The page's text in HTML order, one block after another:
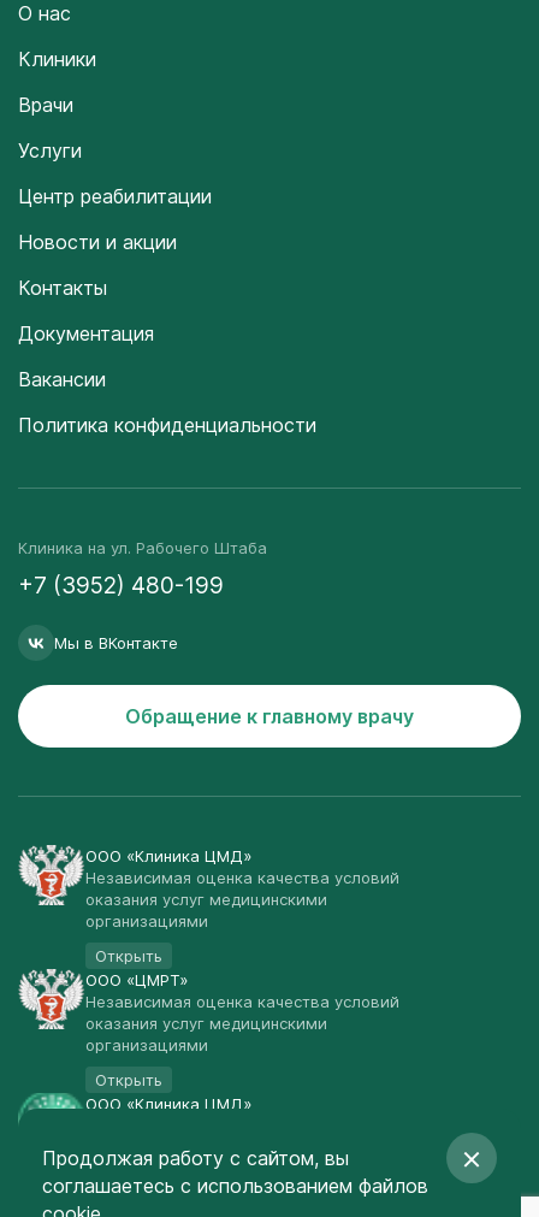
О нас
Клиники
Врачи
Услуги
Центр реабилитации
Новости и акции
Контакты
Документация
Вакансии
Политика конфиденциальности
Клиника на ул. Рабочего Штаба
+7 (3952) 480-199
Мы в ВКонтакте
Обращение к главному врачу
ООО «Клиника ЦМД»
Независимая оценка качества условий
оказания услуг медицинскими
организациями
Открыть
ООО «ЦМРТ»
Независимая оценка качества условий
оказания услуг медицинскими
организациями
Открыть
ООО «Клиника ЦМД»
Открыть
© Клиника ЦМД 2003-2026
Продолжая работу с сайтом, вы
соглашаетесь с использованием файлов